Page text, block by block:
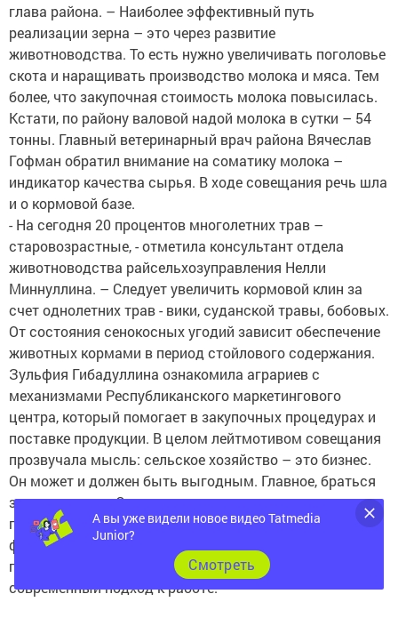
глава района. – Наиболее эффективный путь
реализации зерна – это через развитие
животноводства. То есть нужно увеличивать поголовье
скота и наращивать производство молока и мяса. Тем
более, что закупочная стоимость молока повысилась.
Кстати, по району валовой надой молока в сутки – 54
тонны. Главный ветеринарный врач района Вячеслав
Гофман обратил внимание на соматику молока –
индикатор качества сырья. В ходе совещания речь шла
и о кормовой базе.
- На сегодня 20 процентов многолетних трав –
старовозрастные, - отметила консультант отдела
животноводства райсельхозуправления Нелли
Миннуллина. – Следует увеличить кормовой клин за
счет однолетних трав - вики, суданской травы, бобовых.
От состояния сенокосных угодий зависит обеспечение
животных кормами в период стойлового содержания.
Зульфия Гибадуллина ознакомила аграриев с
механизмами Республиканского маркетингового
центра, который помогает в закупочных процедурах и
поставке продукции. В целом лейтмотивом совещания
прозвучала мысль: сельское хозяйство – это бизнес.
Он может и должен быть выгодным. Главное, браться
за него с умом. Схема прошлых лет «вырастить и
продать» сегодня не работает. Необходимы
финансовые планы, грамотный севооборот,
продуктивный скот… Нужна дальновидность и
современный подход к работе.
А вы уже видели новое видео Tatmedia
Junior?
Cмотреть